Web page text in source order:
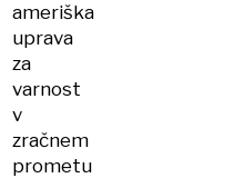
ameriška
uprava
za
varnost
v
zračnem
prometu